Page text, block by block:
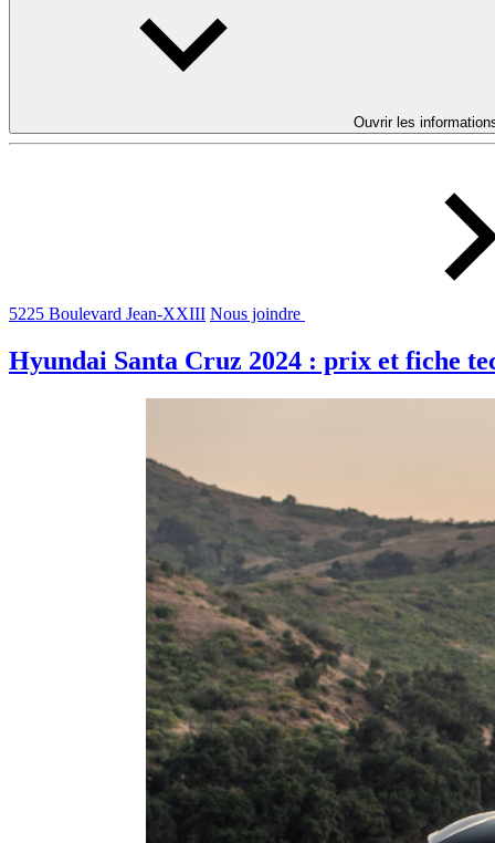
Ouvrir les
5225 Boulevard Jean-XXIII Nous joindre
Hyundai Santa Cruz 2024 : prix et fiche